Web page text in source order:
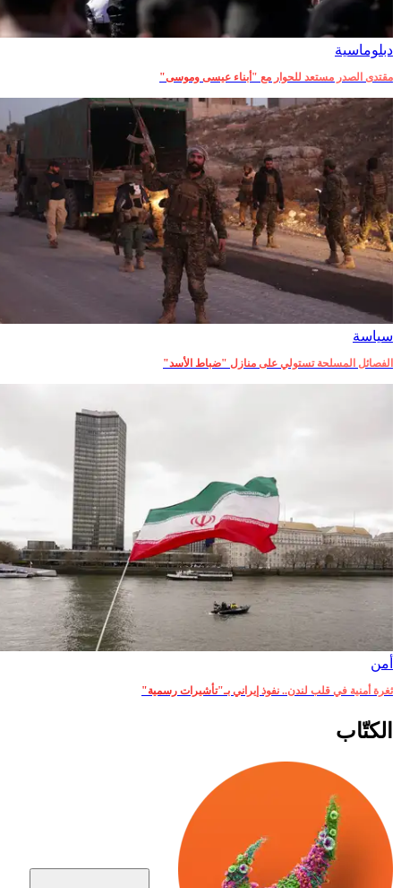
دبلوماسية‎
مقتدى الصدر مستعد للحوار مع "أبناء عيسى وموسى"
سياسة
الفصائل المسلحة تستولي على منازل "ضباط الأسد"
أمن‎
ثغرة أمنية في قلب لندن.. نفوذ إيراني بـ"تأشيرات رسمية"
الكتّاب